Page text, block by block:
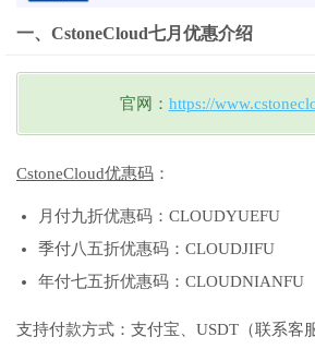
一、CstoneCloud七月优惠介绍
官网： https://
CstoneCloud优惠码 ：
月付九折优惠码：CLOUDYUEFU
季付八五折优惠码：CLOUDJIFU
年付七五折优惠码：CLOUDNIANFU
支持付款方式：支付宝、USDT（联系客